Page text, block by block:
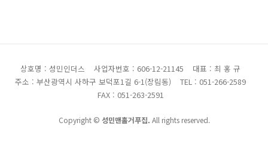
상호명 : 성민인더스 사업자번호 : 606-12-21145
대표 : 최 홍 규
주소 : 부산광역시 사하구 보덕포1길 6-1(장림동)
TEL : 051-266-2589
FAX : 051-263-2591
Copyright © 성민맨홀거푸집. All rights reserved.